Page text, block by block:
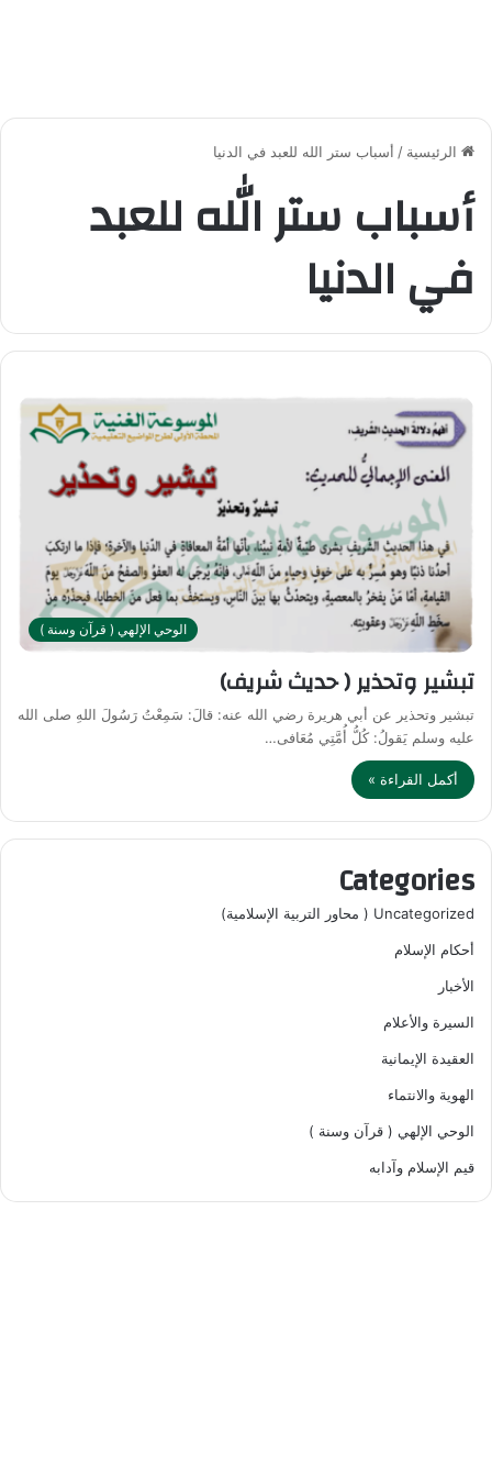
الرئيسية / أسباب ستر الله للعبد في الدنيا
أسباب ستر الله للعبد
في الدنيا
الوحي الإلهي ( قرآن وسنة )
تبشير وتحذير ( حديث شريف)
تبشير وتحذير عن أبي هريرة رضي الله عنه: قالَ: سَمِعْتُ رَسُولَ اللهِ صلى الله
عليه وسلم يَقولُ: كُلُّ أُمَّتِي مُعَافى…
أكمل القراءة »
Categories
Uncategorized ( محاور التربية الإسلامية)
أحكام الإسلام
الأخبار
السيرة والأعلام
العقيدة الإيمانية
الهوية والانتماء
الوحي الإلهي ( قرآن وسنة )
قيم الإسلام وآدابه